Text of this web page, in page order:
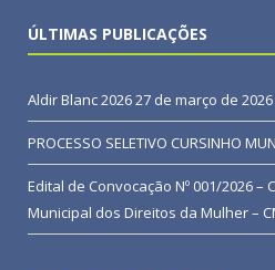
ÚLTIMAS PUBLICAÇÕES
Aldir Blanc 202627 de março de 2026
PROCESSO SELETIVO CURSINHO
Edital de Convocação Nº 001/2026
Municipal dos Direitos da Mulher –